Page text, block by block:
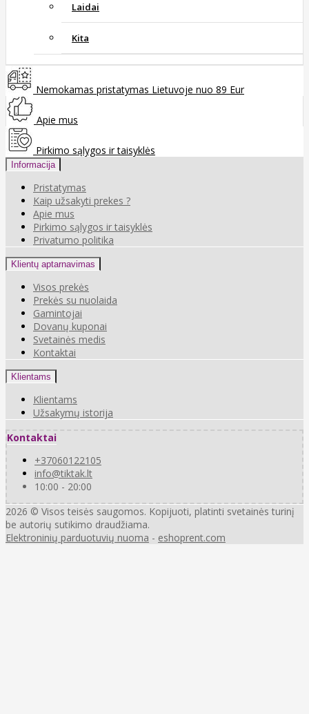
Laidai
Kita
Nemokamas pristatymas Lietuvoje nuo 89 Eur
Apie mus
Pirkimo sąlygos ir taisyklės
Informacija
Pristatymas
Kaip užsakyti prekes ?
Apie mus
Pirkimo sąlygos ir taisyklės
Privatumo politika
Klientų aptarnavimas
Visos prekės
Prekės su nuolaida
Gamintojai
Dovanų kuponai
Svetainės medis
Kontaktai
Klientams
Klientams
Užsakymų istorija
Kontaktai
+37060122105
info@tiktak.lt
10:00 - 20:00
2026 © Visos teisės saugomos. Kopijuoti, platinti svetainės turinį
be autorių sutikimo draudžiama.
Elektroninių parduotuvių nuoma - eshoprent.com